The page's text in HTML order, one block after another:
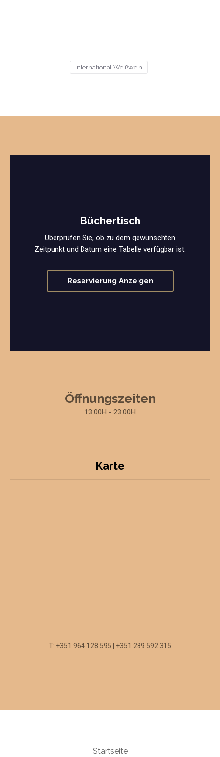
International Weißwein
Büchertisch
Überprüfen Sie, ob zu dem gewünschten
Zeitpunkt und Datum eine Tabelle verfügbar ist.
Reservierung Anzeigen
Öffnungszeiten
13:00H - 23:00H
Karte
T: +351 964 128 595 | +351 289 592 315
Startseite